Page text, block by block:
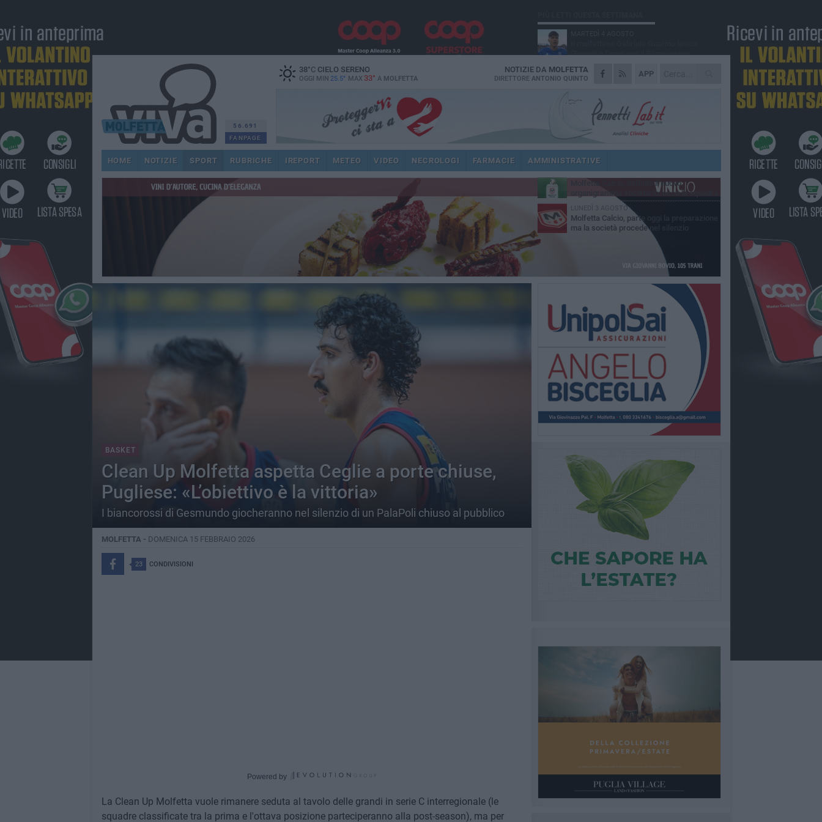
56.691
FANPAGE
38°CCIELO SERENO
OGGI MIN 25.5° MAX 33° A MOLFETTA
APP
NOTIZIE DA MOLFETTA
DIRETTORE ANTONIO QUINTO
HOME NOTIZIE SPORT RUBRICHE IREPORT METEO VIDEO NECROLOGI FARMACIE AMMINISTRATIVE
BASKET
Clean Up Molfetta aspetta Ceglie a porte chiuse,
Pugliese: «L’obiettivo è la vittoria»
I biancorossi di Gesmundo giocheranno nel silenzio di un PalaPoli chiuso al pubblico
MOLFETTA - DOMENICA 15 FEBBRAIO 2026
23 CONDIVISIONI
Powered by
La Clean Up Molfetta vuole rimanere seduta al tavolo delle grandi in serie C interregionale (le
squadre classificate tra la prima e l'ottava posizione parteciperanno alla post-season), ma per
l'Empoli e firma con il Samsunspor
LUNEDÌ 3 AGOSTO
Palazzetto Giovanni Panunzio: dove lo
eccellenza
VENERDÌ 7 AGOSTO
Molfetta Calcio, tre innesti di spessore:
arrivano i molfettesi Roselli, Cirillo e Caputi
DOMENICA 2 AGOSTO
Tennistavolo, il molfettese Roberto
Minervini riparte da Otranto
MARTEDÌ 4 AGOSTO
Molfetta Calcio, definito il nuovo
organigramma societario: ecco la squadra
dirigenziale
LUNEDÌ 3 AGOSTO
Molfetta Calcio, parte oggi la preparazione
ma la società procede nel silenzio